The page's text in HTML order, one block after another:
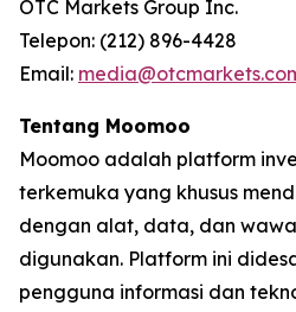
OTC Markets Group Inc.
Telepon: (212) 896-4428
Email:
Tentang Moomoo
Moomoo adalah platform
terkemuka yang khusus
dengan alat, data, dan
digunakan. Platform ini
pengguna informasi dan